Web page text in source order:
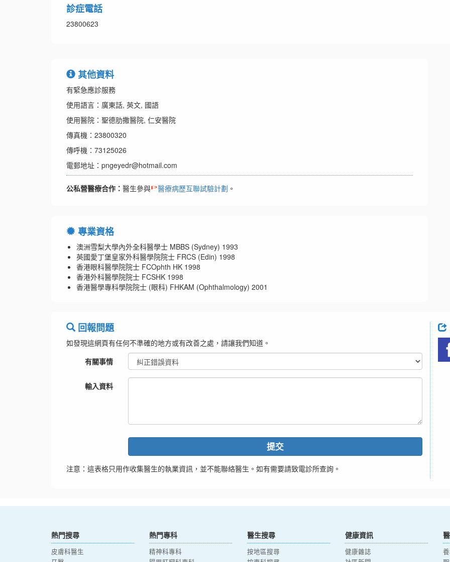
診症電話
23800623
其他資料
有緊急應診服務
使用語言：廣東話, 英文, 國語
使用醫院：聖德肋撒醫院, 仁安醫院
傳真機：23800320
傳呼機：73125026
電郵地址：pngeyedr@hotmail.com
公私營醫療合作： 醫生參與 醫療病歷互聯試驗計劃 。
專業資格
澳洲雪梨大學內外全科醫學士 MBBS (Sydney) 1993
英國愛丁堡皇家外科醫學院院士 FRCS (Edin) 1998
香港眼科醫學院院士 FCOphth HK 1998
香港外科醫學院院士 FCSHK 1998
香港醫學專科學院院士 (眼科) FHKAM (Ophthalmology) 2001
回報問題
如發現這網頁有任何不準確的地方或有改善之處，請讓我們知道。
有關事情
輸入資料
提交
注意：這表格只用作收集醫生的執業資訊，並不能聯絡醫生。如有需要請致電診所查詢。
熱門搜尋
皮膚科醫生
熱門專科
精神科專科
醫生搜尋
按地區搜尋
健康資訊
健康雜誌